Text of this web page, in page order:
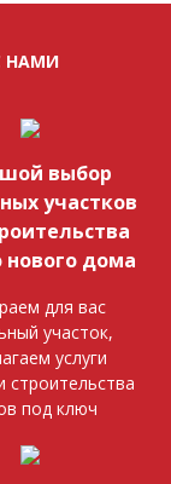
НАМИ
выбор
участков
нового дома
для вас
участок,
услуги
строительства
под ключ